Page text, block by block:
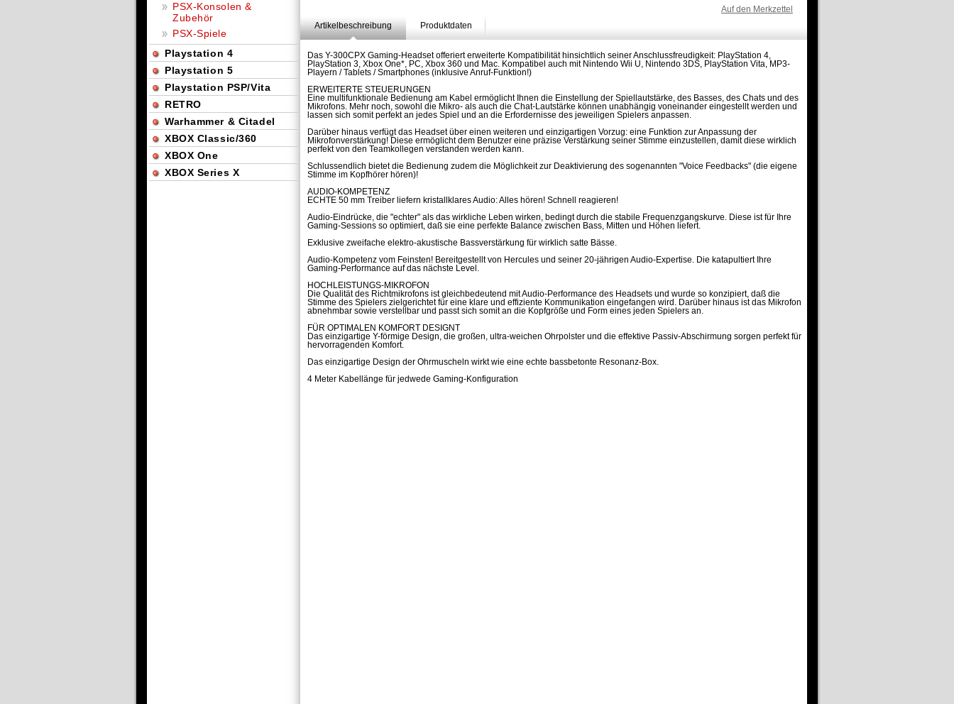
Auf den Merkzettel
Artikelbeschreibung
Produktdaten
Das Y-300CPX Gaming-Headset offeriert erweiterte Kompatibilität hinsichtlich seiner Anschlussfreudigkeit: PlayStation 4,
PlayStation 3, Xbox One*, PC, Xbox 360 und Mac. Kompatibel auch mit Nintendo Wii U, Nintendo 3DS, PlayStation Vita, MP3-
Playern / Tablets / Smartphones (inklusive Anruf-Funktion!)
ERWEITERTE STEUERUNGEN
Eine multifunktionale Bedienung am Kabel ermöglicht Ihnen die Einstellung der Spiellautstärke, des Basses, des Chats und des
Mikrofons. Mehr noch, sowohl die Mikro- als auch die Chat-Lautstärke können unabhängig voneinander eingestellt werden und
lassen sich somit perfekt an jedes Spiel und an die Erfordernisse des jeweiligen Spielers anpassen.
Darüber hinaus verfügt das Headset über einen weiteren und einzigartigen Vorzug: eine Funktion zur Anpassung der
Mikrofonverstärkung! Diese ermöglicht dem Benutzer eine präzise Verstärkung seiner Stimme einzustellen, damit diese wirklich
perfekt von den Teamkollegen verstanden werden kann.
Schlussendlich bietet die Bedienung zudem die Möglichkeit zur Deaktivierung des sogenannten "Voice Feedbacks" (die eigene
Stimme im Kopfhörer hören)!
AUDIO-KOMPETENZ
ECHTE 50 mm Treiber liefern kristallklares Audio: Alles hören! Schnell reagieren!
Audio-Eindrücke, die "echter" als das wirkliche Leben wirken, bedingt durch die stabile Frequenzgangskurve. Diese ist für Ihre
Gaming-Sessions so optimiert, daß sie eine perfekte Balance zwischen Bass, Mitten und Höhen liefert.
Exklusive zweifache elektro-akustische Bassverstärkung für wirklich satte Bässe.
Audio-Kompetenz vom Feinsten! Bereitgestellt von Hercules und seiner 20-jährigen Audio-Expertise. Die katapultiert Ihre
Gaming-Performance auf das nächste Level.
HOCHLEISTUNGS-MIKROFON
Die Qualität des Richtmikrofons ist gleichbedeutend mit Audio-Performance des Headsets und wurde so konzipiert, daß die
Stimme des Spielers zielgerichtet für eine klare und effiziente Kommunikation eingefangen wird. Darüber hinaus ist das Mikrofon
abnehmbar sowie verstellbar und passt sich somit an die Kopfgröße und Form eines jeden Spielers an.
FÜR OPTIMALEN KOMFORT DESIGNT
Das einzigartige Y-förmige Design, die großen, ultra-weichen Ohrpolster und die effektive Passiv-Abschirmung sorgen perfekt für
hervorragenden Komfort.
Das einzigartige Design der Ohrmuscheln wirkt wie eine echte bassbetonte Resonanz-Box.
4 Meter Kabellänge für jedwede Gaming-Konfiguration
PSX-Konsolen &
Zubehör
PSX-Spiele
Playstation 4
Playstation 5
Playstation PSP/Vita
RETRO
Warhammer & Citadel
XBOX Classic/360
XBOX One
XBOX Series X